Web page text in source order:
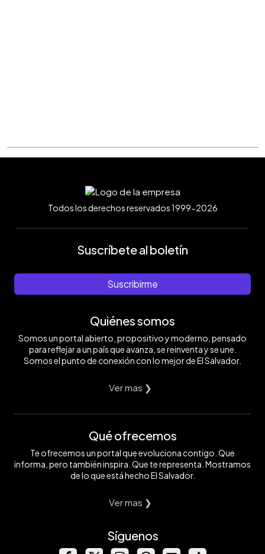
Todos los derechos reservados 1999-2026
Suscríbete al boletín
Suscribirme
Quiénes somos
Somos un portal abierto, propositivo y moderno, pensado
para reflejar a un país que avanza, se reinventa y se une.
Somos el punto de conexión con lo mejor de El Salvador.
Ver mas ❯
Qué ofrecemos
Te ofrecemos un portal que evoluciona contigo. Que
informa, pero también inspira. Que te representa. Mostramos
de lo que está hecho El Salvador.
Ver mas ❯
Síguenos